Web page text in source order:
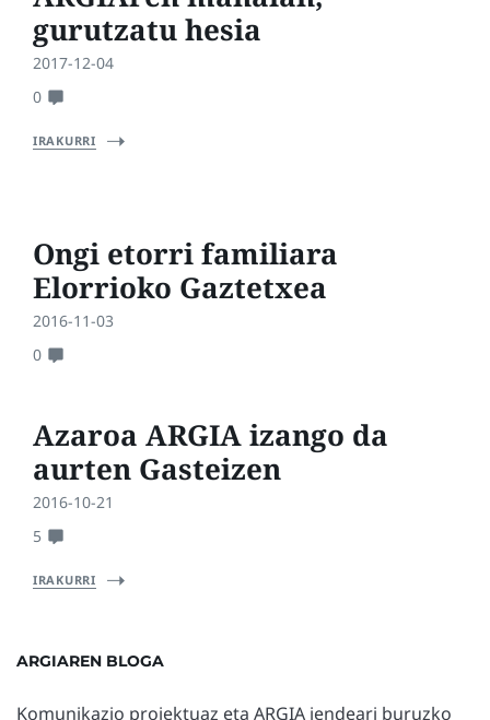
gurutzatu hesia
2017-12-04
0
IRAKURRI
Ongi etorri familiara
Elorrioko Gaztetxea
2016-11-03
0
Azaroa ARGIA izango da
aurten Gasteizen
2016-10-21
5
IRAKURRI
ARGIAREN BLOGA
Komunikazio proiektuaz eta ARGIA jendeari buruzko